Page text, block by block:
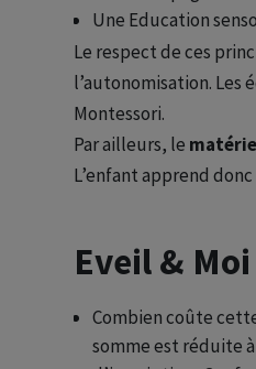
Une Education
Le respect de ces
l’autonomisation. Les
Montessori.
Par ailleurs, le
L’enfant apprend
Eveil &
Combien coûte
somme est réduite